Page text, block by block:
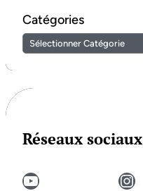
Catégories
Réseaux sociaux
YouTube Instagram